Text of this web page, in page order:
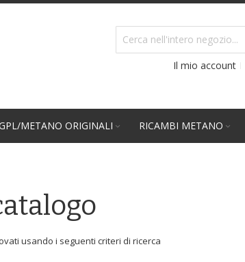
Il mio account
METANO ORIGINALI RICAMBI METANO
usando i seguenti criteri di ricerca